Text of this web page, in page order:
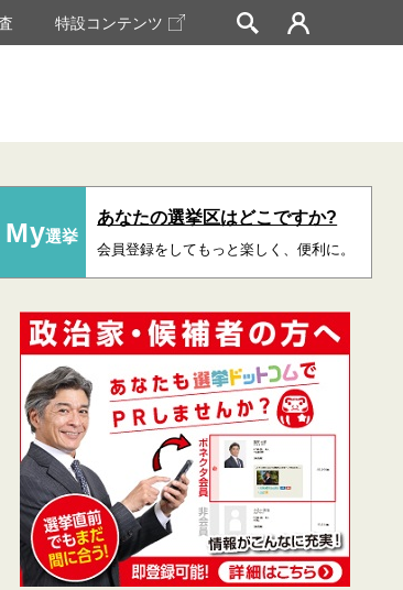
特設コンテンツ
My選挙
あなたの選挙区はどこですか?
会員登録をしてもっと楽しく、便利に。